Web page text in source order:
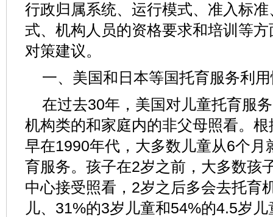
行政归属系统、运行模式、准入标
式、机构人员的资格要求和培训等
对策建议。
一、美国和日本等国托育服务利
在过去30年，美国对儿童托育服
机构类的和家庭内的非父母照看。
早在1990年代，大多数儿童从6个月
育服务。孩子在2岁之前，大多数孩
中心接受照看，2岁之后多会去托育
儿、31%的3岁儿童和54%的4.5岁